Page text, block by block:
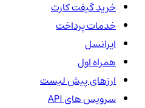
خرید گیفت کارت
خدمات پرداخت
ایرانسل
همراه اول
ارزهای پیش لیست
سرویس های API